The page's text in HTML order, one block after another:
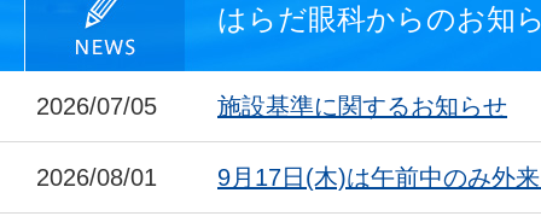
はらだ眼科からのお知
2026/07/05 施設基準に関するお知らせ
2026/08/01 9月17日(木)は午前中のみ外